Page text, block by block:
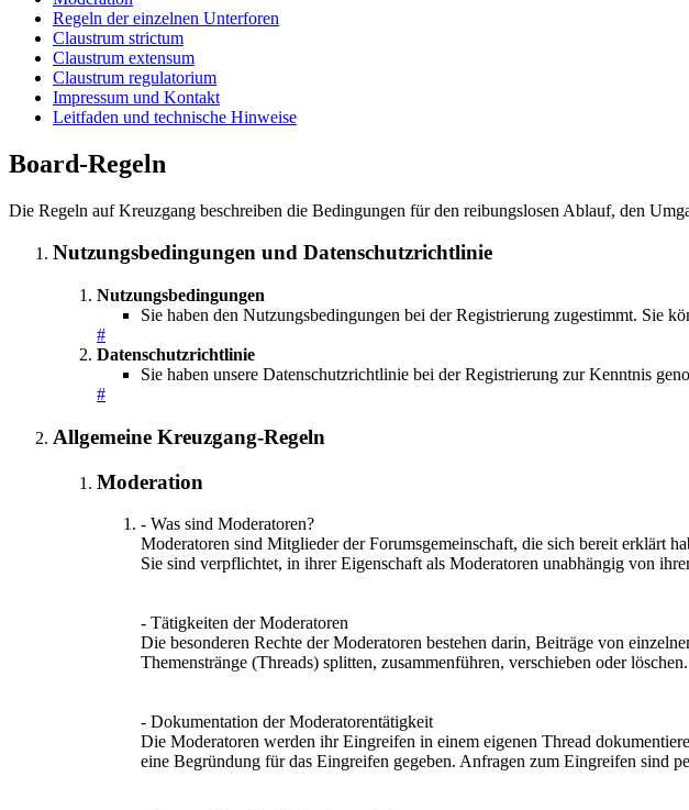
Regeln der einzelnen Unterforen
Claustrum strictum
Claustrum extensum
Claustrum regulatorium
Impressum und Kontakt
Leitfaden und technische Hinweise
Board-Regeln
Die Regeln auf Kreuzgang beschreiben die Bedingungen für den reibungslosen Ablauf, den
Nutzungsbedingungen und Datenschutzrichtlinie
Nutzungsbedingungen
Sie haben den Nutzungsbedingungen bei der Registrierung zugestimmt. Sie
#
Datenschutzrichtlinie
Sie haben unsere Datenschutzrichtlinie bei der Registrierung zur Kenntnis
#
Allgemeine Kreuzgang-Regeln
Moderation
- Was sind Moderatoren?
Moderatoren sind Mitglieder der Forumsgemeinschaft, die sich bereit erklärt
Sie sind verpflichtet, in ihrer Eigenschaft als Moderatoren unabhängig von
- Tätigkeiten der Moderatoren
Die besonderen Rechte der Moderatoren bestehen darin, Beiträge von
Themenstränge (Threads) splitten, zusammenführen, verschieben oder löschen.
- Dokumentation der Moderatorentätigkeit
Die Moderatoren werden ihr Eingreifen in einem eigenen Thread
eine Begründung für das Eingreifen gegeben. Anfragen zum Eingreifen sind